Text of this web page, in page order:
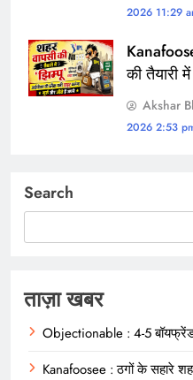
2026 11:29
की तैयारी में
Akshar
2026 2:53
Search
ताज़ा खबर
Objectionable : 4-5
Kanafoosee : ठगों के सहारे